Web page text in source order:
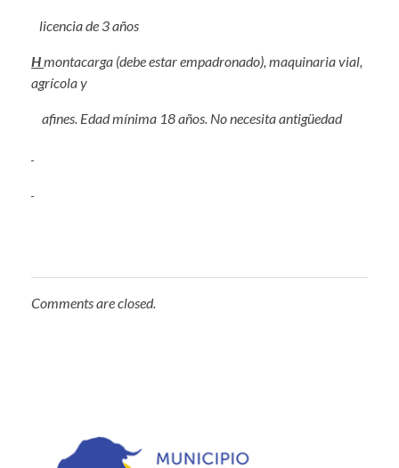
licencia de 3 años
Hmontacarga (debe estar empadronado), maquinaria vial,
agrícola y
afines. Edad mínima 18 años. No necesita antigüedad
Comments are closed.